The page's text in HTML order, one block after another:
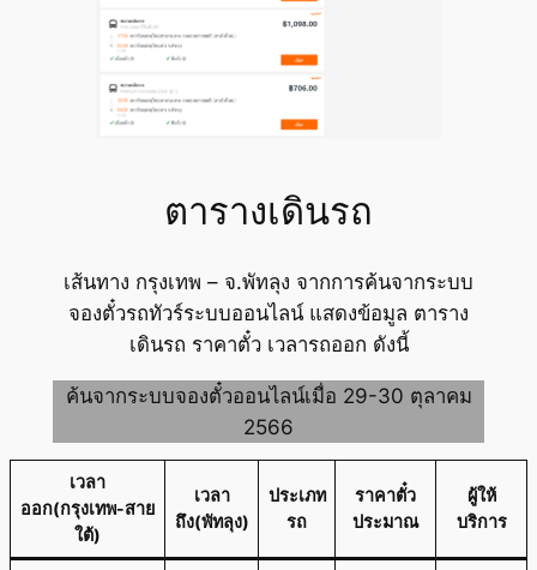
ตารางเดินรถ
เส้นทาง กรุงเทพ – จ.พัทลุง จากการค้นจากระบบ
จองตั๋วรถทัวร์ระบบออนไลน์ แสดงข้อมูล ตาราง
เดินรถ ราคาตั๋ว เวลารถออก ดังนี้
ค้นจากระบบจองตั๋วออนไลน์เมื่อ 29-30 ตุลาคม
2566
เวลา
ออก(กรุงเทพ-สาย
ใต้)
เวลา
ถึง(พัทลุง)
ประเภท
รถ
ราคาตั๋ว
ประมาณ
ผู้ให้
บริการ